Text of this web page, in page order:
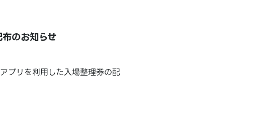
のお知らせ
プリを利用した入場整理券の配